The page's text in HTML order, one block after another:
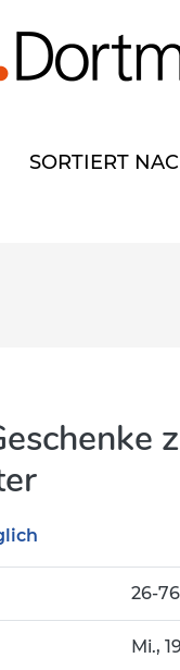
SORTIERT
26-
Mi.,